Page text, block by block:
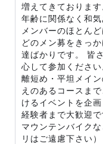
増えてきておりま
年齢に関係なく和
メンバーのほとん
どのメン募をきっ
達ばかりです。 皆
心して参加くださ
離短め・平坦メイ
えのあるコースま
けるイベントを企
経験者まで大歓迎
マウンテンバイク
リはご遠慮下さい